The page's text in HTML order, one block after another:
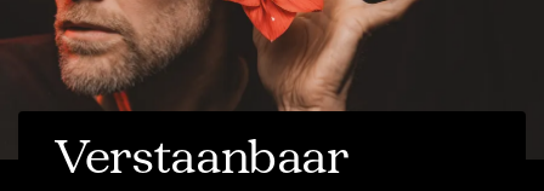
Verstaanbaar